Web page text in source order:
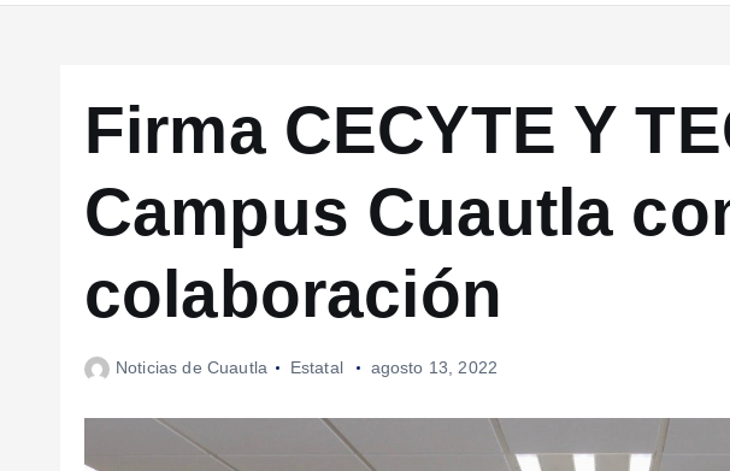
Firma CECYTE Y
Campus Cuautla
colaboración
Noticias de Cuautla Estatal agosto 13, 2022